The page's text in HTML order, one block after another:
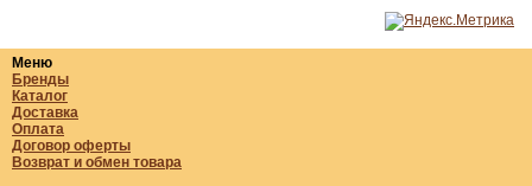
Меню
Бренды
Каталог
Доставка
Оплата
Договор оферты
Возврат и обмен товара